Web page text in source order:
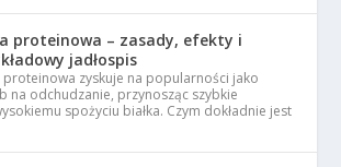
proteinowa – zasady, efekty i
jadłospis
proteinowa zyskuje na popularności jako
na odchudzanie, przynosząc szybkie
spożyciu białka. Czym dokładnie jest